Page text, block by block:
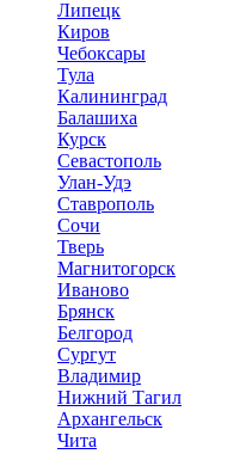
Липецк
Киров
Чебоксары
Тула
Калининград
Балашиха
Курск
Севастополь
Улан-Удэ
Ставрополь
Сочи
Тверь
Магнитогорск
Иваново
Брянск
Белгород
Сургут
Владимир
Нижний Тагил
Архангельск
Чита